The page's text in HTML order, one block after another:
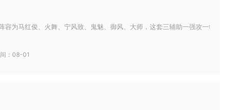
容为马红俊、火舞、宁风致、鬼魅、御风、大师，这套三辅助一强攻一敏攻一
：08-01